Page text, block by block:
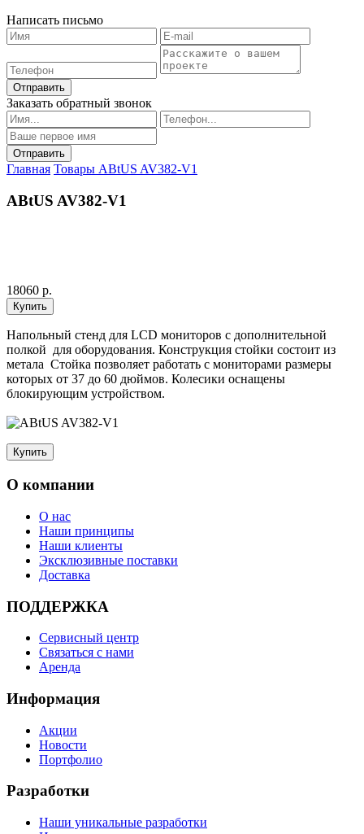
Написать письмо
Отправить
Заказать обратный звонок
Главная Товары ABtUS AV382-V1
ABtUS AV382-V1
18060 р.
Напольный стенд для LCD мониторов с дополнительной
полкой для оборудования. Конструкция стойки состоит из
метала Стойка позволяет работать с мониторами размеры
которых от 37 до 60 дюймов. Колесики оснащены
блокирующим устройством.
О компании
О нас
Наши принципы
Наши клиенты
Эксклюзивные поставки
Доставка
ПОДДЕРЖКА
Сервисный центр
Связаться с нами
Аренда
Информация
Акции
Новости
Портфолио
Разработки
Наши уникальные разработки